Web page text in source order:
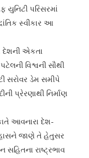
પરિસરમાં
સ્વીકાર આ
એકતા
વિશ્વની સૌથી
સરોવર ડેમ સમીપે
પ્રેરણાથી નિર્માણ
આવનારા દેશ-
જાણે તે હેતુસર
રાષ્ટ્રભાવ